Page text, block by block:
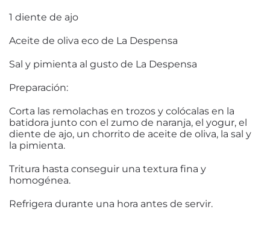
1 diente de ajo
Aceite de oliva eco de La Despensa
Sal y pimienta al gusto de La Despensa
Preparación:
Corta las remolachas en trozos y colócalas en la
batidora junto con el zumo de naranja, el yogur, el
diente de ajo, un chorrito de aceite de oliva, la sal y
la pimienta.
Tritura hasta conseguir una textura fina y
homogénea.
Refrigera durante una hora antes de servir.